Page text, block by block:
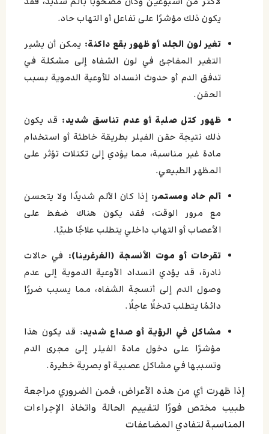
يكون ذلك مؤشرًا على تفاعل أو التهاب حاد.
تغير لون الجلد أو ظهور بقع داكنة: يمكن أن يشير
التغير المفاجئ في لون الشفاه إلى مشكلة في
تدفق الدم أو حدوث انسداد للأوعية الدموية بسبب
الحقن.
ظهور كتل صلبة أو عدم تناسق شديد: قد يكون
ذلك نتيجة حقن الفيلر بطريقة خاطئة أو استخدام
مادة غير مناسبة، مما يؤدي إلى تكتلات تؤثر على
المظهر الطبيعي.
ألم حاد ومستمر: إذا كان الألم شديدًا ولا يتحسن
مع مرور الوقت، فقد يكون هناك ضغط على
الأعصاب أو التهاب داخلي يتطلب علاجًا طبيًا.
تقرحات أو موت الأنسجة (الغرغرينا): في حالات
نادرة، قد يؤدي انسداد الأوعية الدموية إلى عدم
وصول الدم إلى أنسجة الشفاه، مما يسبب ضررًا
دائمًا يتطلب تدخلًا عاجلًا.
مشاكل في الرؤية أو صداع شديد: قد يكون هذا
مؤشرًا على دخول مادة الفيلر إلى مجرى الدم
وتسببها في مشاكل عصبية أو بصرية خطيرة.
إذا ظهرت أي من هذه الأعراض، فمن الضروري مراجعة
طبيب مختص فورًا لتقييم الحالة واتخاذ الإجراءات
المناسبة لتفادي المضاعفات